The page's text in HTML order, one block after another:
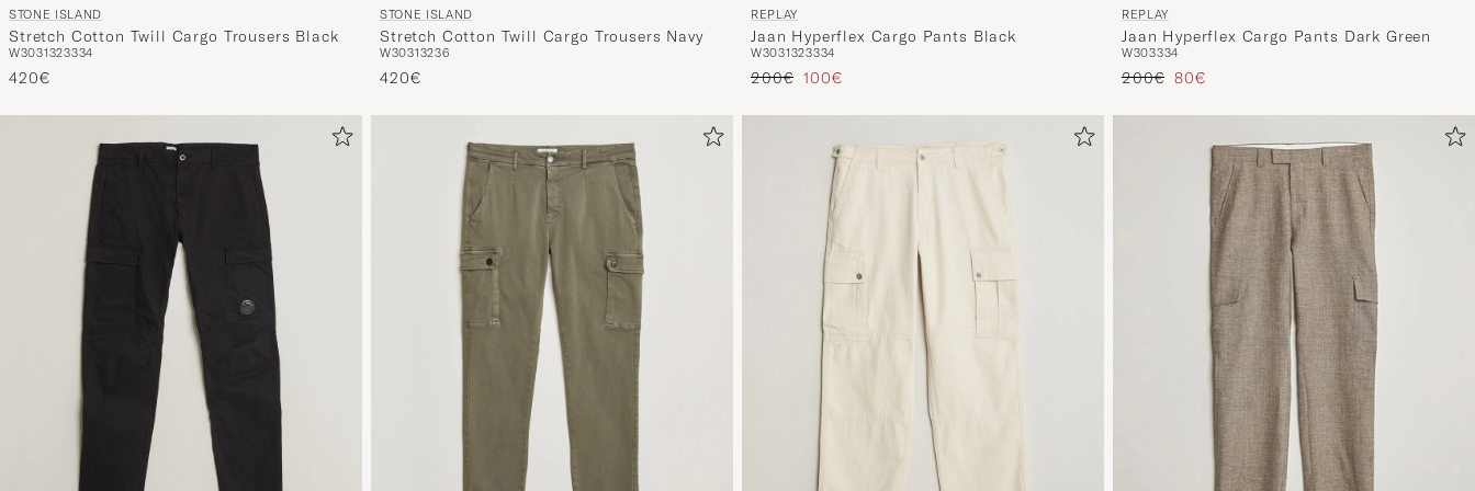
Ihrem
STONE ISLAND
Stretch Cotton Twill Cargo Trousers Black
W3031323334
420€
STONE ISLAND
Stretch Cotton Twill Cargo Trousers Navy
W30313236
420€
REPLAY
Jaan Hyperflex Cargo Pants Black
W3031323334
Regulärer Preis
200€ Reduzierter Preis
100€
REPLAY
Jaan Hyperflex Cargo Pants Dark Green
W303334
Regulärer Preis
200€ Reduzierter Preis
80€